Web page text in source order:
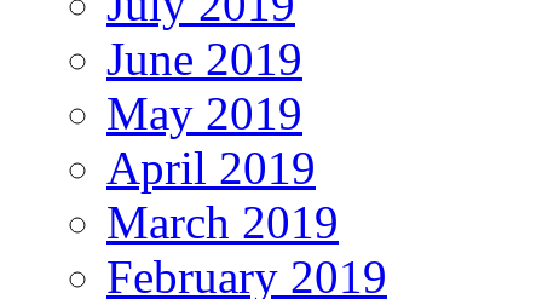
June 2019
May 2019
April 2019
March 2019
February 2019